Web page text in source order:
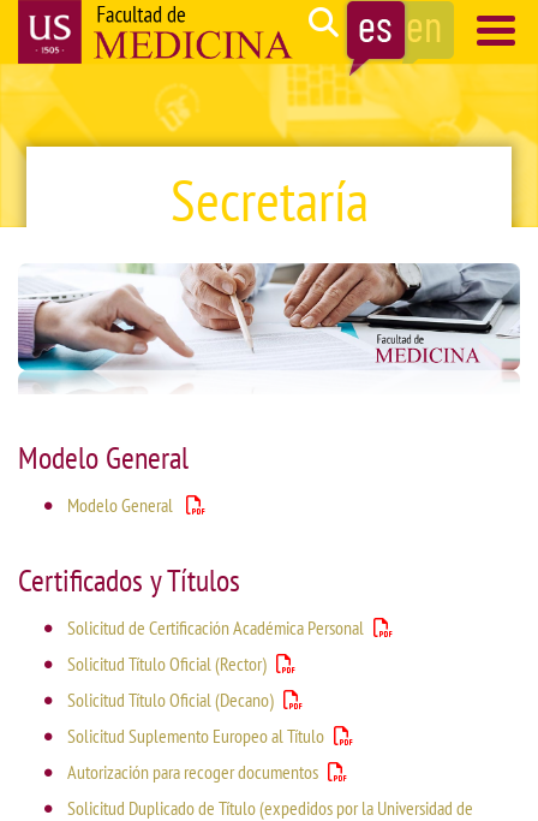
Pasar
contenido
principal
Search
Navegación
principal
Secretaría
Modelo General
Modelo General
Certificados y Títulos
Solicitud de Certificación Académica Personal
Solicitud Título Oficial (Rector)
Solicitud Título Oficial (Decano)
Solicitud Suplemento Europeo al Título
Autorización para recoger documentos
Solicitud Duplicado de Título (expedidos por la Universidad de